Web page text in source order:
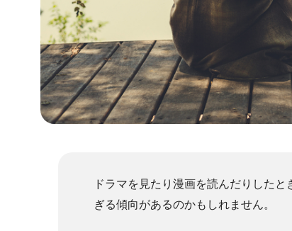
ドラマを見たり漫画を読んだりした
ぎる傾向があるのかもしれません。